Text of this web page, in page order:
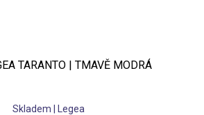
TARANTO | TMAVĚ MODRÁ
Skladem | Legea